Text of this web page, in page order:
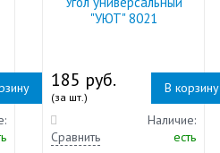
"УЮТ" 8021
185 руб.
(за шт.)
В корзину
Сравнить
Наличие:
есть